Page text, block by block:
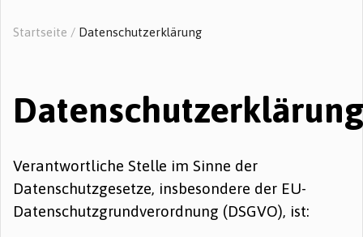
Startseite / Datenschutzerklärung
Datenschutzerklärung
Verantwortliche Stelle im Sinne der
Datenschutzgesetze, insbesondere der EU-
Datenschutzgrundverordnung (DSGVO), ist: